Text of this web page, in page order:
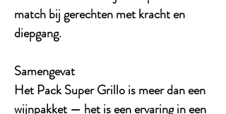
match bij gerechten metkracht en
diepgang.
Samengevat
HetPack Super Grillois meer dan een
wijnpakket — het is eenervaring in een